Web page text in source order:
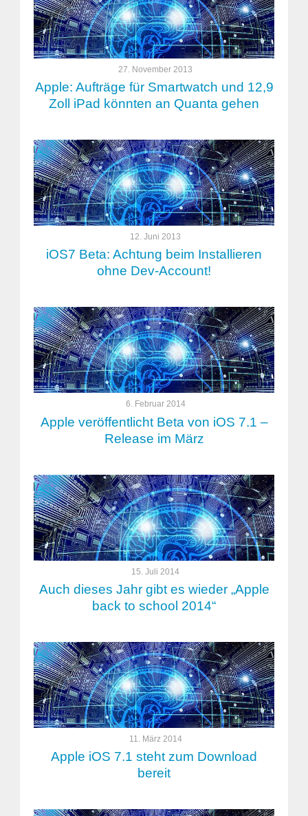
27. November 2013
Apple: Aufträge für Smartwatch und 12,9
Zoll iPad könnten an Quanta gehen
12. Juni 2013
iOS7 Beta: Achtung beim Installieren
ohne Dev-Account!
6. Februar 2014
Apple veröffentlicht Beta von iOS 7.1 –
Release im März
15. Juli 2014
Auch dieses Jahr gibt es wieder „Apple
back to school 2014“
11. März 2014
Apple iOS 7.1 steht zum Download
bereit